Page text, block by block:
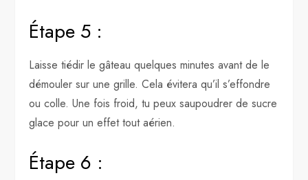
Étape 5 :
Laisse tiédir le gâteau quelques minutes avant de le
démouler sur une grille. Cela évitera qu’il s’effondre
ou colle. Une fois froid, tu peux saupoudrer de sucre
glace pour un effet tout aérien.
Étape 6 :